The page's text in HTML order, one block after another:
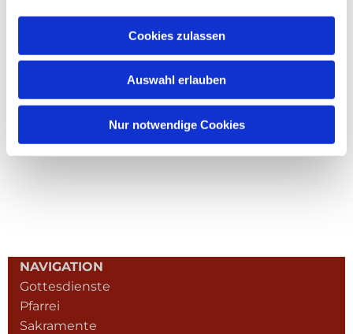
Cookies zulassen
Auswahl erlauben
Nur notwendige Cookies
NAVIGATION
Gottesdienste
Pfarrei
Sakramente